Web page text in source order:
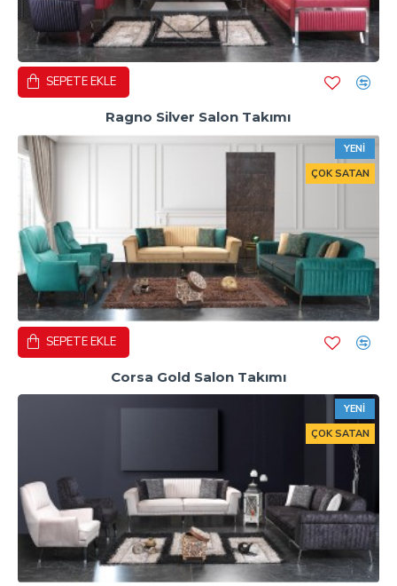
Ragno Silver Salon Takımı
SEPETE EKLE
YENI
ÇOK SATAN
Corsa Gold Salon Takımı
SEPETE EKLE
YENI
ÇOK SATAN